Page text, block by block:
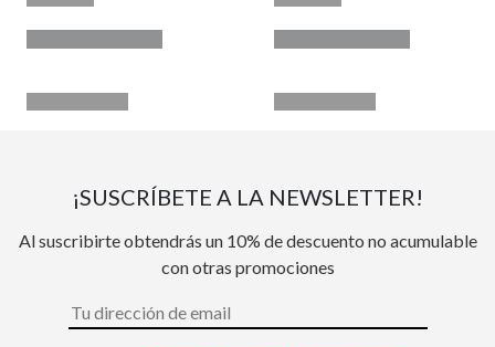
¡SUSCRÍBETE A LA NEWSLETTER!
Al suscribirte obtendrás un 10% de descuento no acumulable
con otras promociones